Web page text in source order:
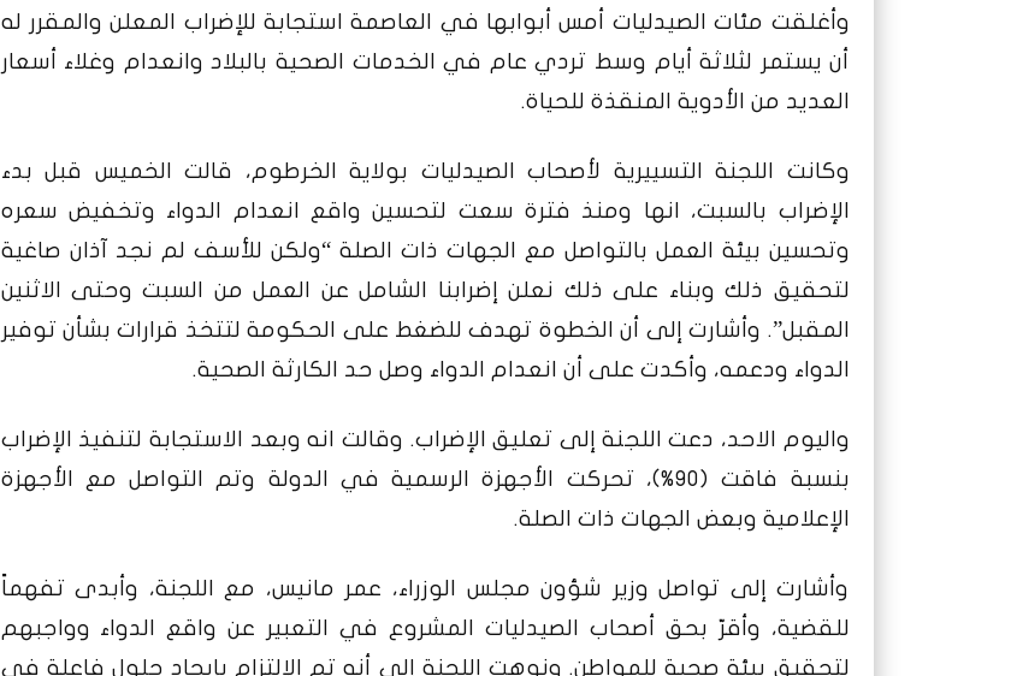
وأغلقت مئات الصيدليات أمس أبوابها في العاصمة استجابة للإضراب المعلن والمقرر له
أن يستمر لثلاثة أيام وسط تردي عام في الخدمات الصحية بالبلاد وانعدام وغلاء أسعار
العديد من الأدوية المنقذة للحياة.
وكانت اللجنة التسييرية لأصحاب الصيدليات بولاية الخرطوم، قالت الخميس قبل بدء
الإضراب بالسبت، انها ومنذ فترة سعت لتحسين واقع انعدام الدواء وتخفيض سعره
وتحسين بيئة العمل بالتواصل مع الجهات ذات الصلة “ولكن للأسف لم نجد آذان صاغية
لتحقيق ذلك وبناء على ذلك نعلن إضرابنا الشامل عن العمل من السبت وحتى الاثنين
المقبل”. وأشارت إلى أن الخطوة تهدف للضغط على الحكومة لتتخذ قرارات بشأن توفير
الدواء ودعمه، وأكدت على أن انعدام الدواء وصل حد الكارثة الصحية.
واليوم الاحد، دعت اللجنة إلى تعليق الإضراب. وقالت انه وبعد الاستجابة لتنفيذ الإضراب
بنسبة فاقت (90%)، تحركت الأجهزة الرسمية في الدولة وتم التواصل مع الأجهزة
الإعلامية وبعض الجهات ذات الصلة.
وأشارت إلى تواصل وزير شؤون مجلس الوزراء، عمر مانيس، مع اللجنة، وأبدى تفهماً
للقضية، وأقرّ بحق أصحاب الصيدليات المشروع في التعبير عن واقع الدواء وواجبهم
لتحقيق بيئة صحية للمواطن. ونوهت اللجنة إلى أنه تم الإلتزام بإيجاد حلول فاعلة في